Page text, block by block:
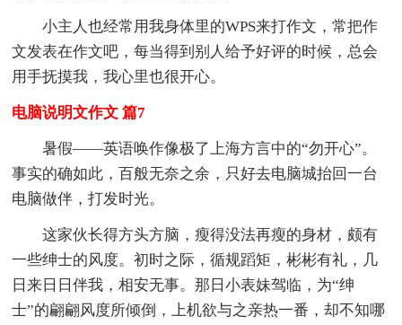
小主人也经常用我身体里的WPS来打作文，常把作
文发表在作文吧，每当得到别人给予好评的时候，总会
用手抚摸我，我心里也很开心。
电脑说明文作文 篇7
暑假——英语唤作像极了上海方言中的“勿开心”。
事实的确如此，百般无奈之余，只好去电脑城抬回一台
电脑做伴，打发时光。
这家伙长得方头方脑，瘦得没法再瘦的身材，颇有
一些绅士的风度。初时之际，循规蹈矩，彬彬有礼，几
日来日日伴我，相安无事。那日小表妹驾临，为“绅
士”的翩翩风度所倾倒，上机欲与之亲热一番，却不知哪